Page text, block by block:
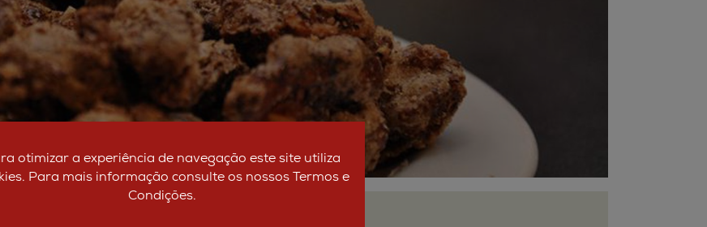
otimizar a experiência de navegação este site utiliza
Para mais informação consulte os nossos Termos e
Condições.